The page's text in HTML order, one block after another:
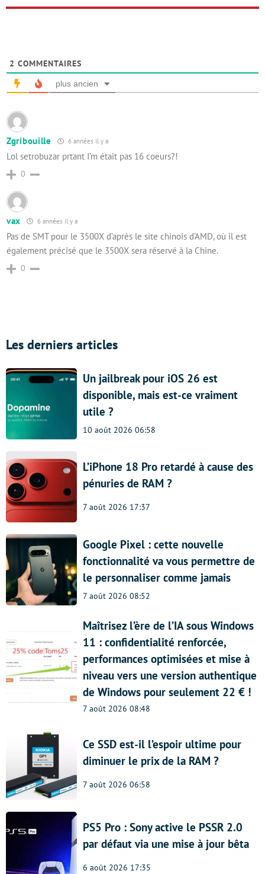
2 COMMENTAIRES
plus ancien
Zgribouille 6 années il y a
Lol setrobuzar prtant I’m était pas 16 coeurs?!
0
vax 6 années il y a
Pas de SMT pour le 3500X d’après le site chinois d’AMD, où il est
également précisé que le 3500X sera réservé à la Chine.
0
Les derniers articles
Un jailbreak pour iOS 26 est
disponible, mais est-ce vraiment
utile ?
10 août 2026 06:58
L’iPhone 18 Pro retardé à cause des
pénuries de RAM ?
7 août 2026 17:37
Google Pixel : cette nouvelle
fonctionnalité va vous permettre de
le personnaliser comme jamais
7 août 2026 08:52
Maîtrisez l’ère de l’IA sous Windows
11 : confidentialité renforcée,
performances optimisées et mise à
niveau vers une version authentique
de Windows pour seulement 22 € !
7 août 2026 08:48
Ce SSD est-il l’espoir ultime pour
diminuer le prix de la RAM ?
7 août 2026 06:58
PS5 Pro : Sony active le PSSR 2.0
par défaut via une mise à jour bêta
6 août 2026 17:35